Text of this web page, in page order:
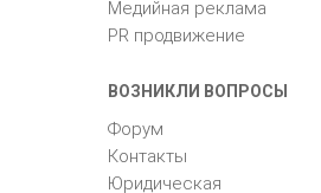
Медийная реклама
PR продвижение
ВОЗНИКЛИ ВОПРОСЫ
Форум
Контакты
Юридическая